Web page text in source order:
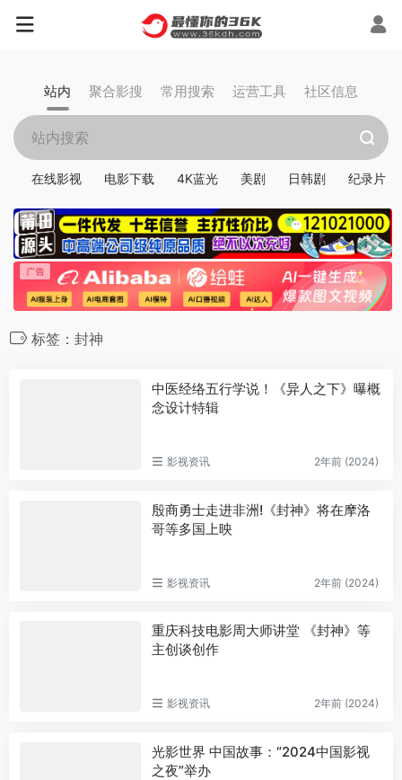
站内 聚合影搜 常用搜索 运营工具 社区信息
在线影视 电影下载 4K蓝光 美剧 日韩剧 纪录片
标签：封神
中医经络五行学说！《异人之下》曝概
念设计特辑
影视资讯 2年前 (2024)
殷商勇士走进非洲!《封神》将在摩洛
哥等多国上映
影视资讯 2年前 (2024)
重庆科技电影周大师讲堂 《封神》等
主创谈创作
影视资讯 2年前 (2024)
光影世界 中国故事：“2024中国影视
之夜”举办